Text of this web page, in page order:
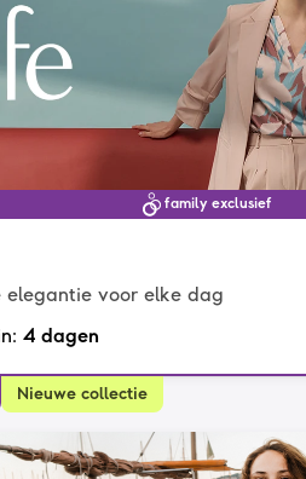
family exclusief
elegantie voor elke dag
: 4 dagen
Nieuwe collectie